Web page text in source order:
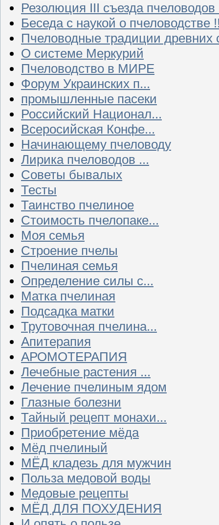
Резолюция III съезда
Беседа с наукой о пчеловодстве
Пчеловодные традиции древних
О системе Меркурий
Пчеловодство в МИРЕ
Форум Украинских п...
промышленные пасеки
Российский Национал...
Всеросийская Конфе...
Начинающему пчеловоду
Лирика пчеловодов ...
Советы бывалых
Тесты
Таинство пчелиное
Стоимость пчелопаке...
Моя семья
Строение пчелы
Пчелиная семья
Определение силы с...
Матка пчелиная
Подсадка матки
Трутовочная пчелина...
Апитерапия
АРОМОТЕРАПИЯ
Лечебные растения ...
Лечение пчелиным ядом
Глазные болезни
Тайный рецепт монахи...
Приобретение мёда
Мёд пчелиный
МЁД кладезь для мужчин
Польза медовой воды
Медовые рецепты
МЁД ДЛЯ ПОХУДЕНИЯ